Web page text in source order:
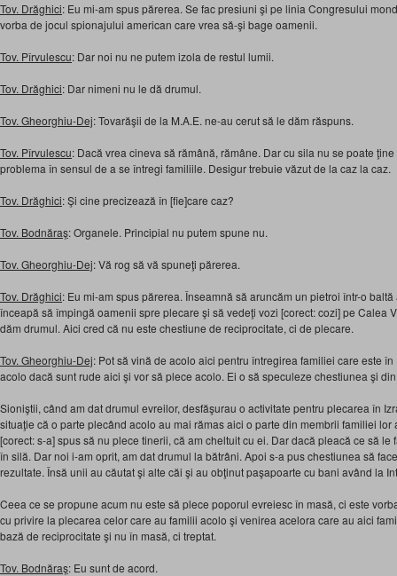
Tov. Drăghici: Eu mi-am spus părerea. Se fac presiuni şi pe linia Congresului
vorba de jocul spionajului american care vrea să-şi bage oamenii.
Tov. Pîrvulescu: Dar noi nu ne putem izola de restul lumii.
Tov. Drăghici: Dar nimeni nu le dă drumul.
Tov. Gheorghiu-Dej: Tovarăşii de la M.A.E. ne-au cerut să le dăm răspuns.
Tov. Pîrvulescu: Dacă vrea cineva să rămână, rămâne. Dar cu sila nu se poate
problema în sensul de a se întregi familiile. Desigur trebuie văzut de la caz la caz.
Tov. Drăghici: Şi cine precizează în [fie]care caz?
Tov. Bodnăraş: Organele. Principial nu putem spune nu.
Tov. Gheorghiu-Dej: Vă rog să vă spuneţi părerea.
Tov. Drăghici: Eu mi-am spus părerea. Înseamnă să aruncăm un pietroi într-o
înceapă să împingă oamenii spre plecare şi să vedeţi vozi [corect: cozi] pe Calea
dăm drumul. Aici cred că nu este chestiune de reciprocitate, ci de plecare.
Tov. Gheorghiu-Dej: Pot să vină de acolo aici pentru întregirea familiei care este
acolo dacă sunt rude aici şi vor să plece acolo. Ei o să speculeze chestiunea şi
Sioniştii, când am dat drumul evreilor, desfăşurau o activitate pentru plecarea în
situaţie că o parte plecând acolo au mai rămas aici o parte din membrii familiei lor
[corect: s-a] spus să nu plece tinerii, că am cheltuit cu ei. Dar dacă pleacă ce să le
în silă. Dar noi i-am oprit, am dat drumul la bătrâni. Apoi s-a pus chestiunea să
rezultate. Însă unii au căutat şi alte căi şi au obţinut paşapoarte cu bani având la
Ceea ce se propune acum nu este să plece poporul evreiesc în masă, ci este
cu privire la plecarea celor care au familii acolo şi venirea acelora care au aici
bază de reciprocitate şi nu în masă, ci treptat.
Tov. Bodnăraş: Eu sunt de acord.